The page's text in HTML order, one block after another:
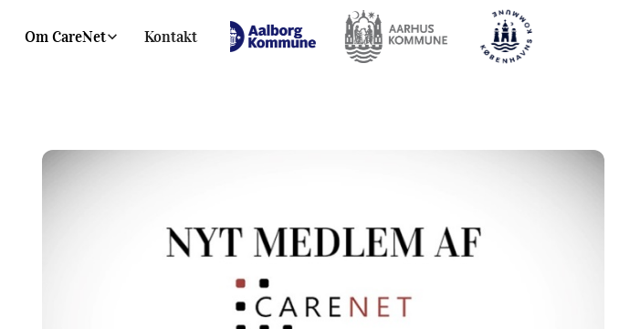
Om CareNet Kontakt